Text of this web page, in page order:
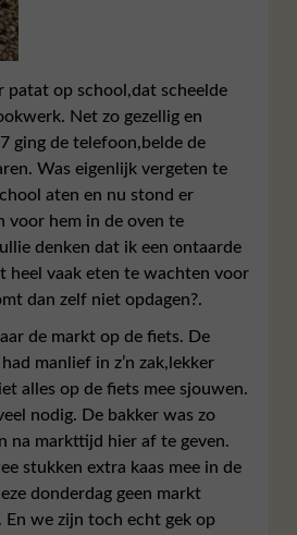
patat op school,dat scheelde
Net zo gezellig en
ging de telefoon,belde de
Was eigenlijk vergeten te
aten en nu stond er
voor hem in de oven te
denken dat ik een ontaarde
heel vaak eten te wachten voor
dan zelf niet opdagen?.
de markt op de fiets. De
manlief in z’n zak,lekker
alles op de fiets mee sjouwen.
nodig. De bakker was zo
na markttijd hier af te geven.
stukken extra kaas mee in de
donderdag geen markt
En we zijn toch echt gek op